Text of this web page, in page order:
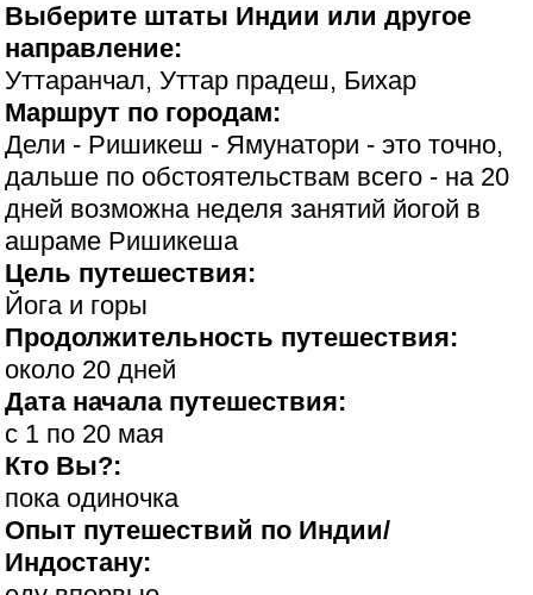
Выберите штаты Индии или другое
направление:
Уттаранчал, Уттар прадеш, Бихар
Маршрут по городам:
Дели - Ришикеш - Ямунатори - это точно,
дальше по обстоятельствам всего - на 20
дней возможна неделя занятий йогой в
ашраме Ришикеша
Цель путешествия:
Йога и горы
Продолжительность путешествия:
около 20 дней
Дата начала путешествия:
с 1 по 20 мая
Кто Вы?:
пока одиночка
Опыт путешествий по Индии/
Индостану: